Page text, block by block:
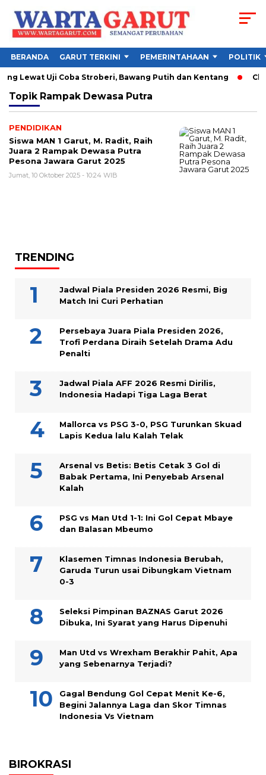
BERANDA GARUT TERKINI PEMERINTAHAAN POLITIK
Lewat Uji Coba Stroberi, Bawang Putih dan Kentang
Topik Rampak Dewasa Putra
PENDIDIKAN
Siswa MAN 1 Garut, M. Radit, Raih
Juara 2 Rampak Dewasa Putra
Pesona Jawara Garut 2025
Jumat, 10 Oktober 2025 - 10:24 WIB
TRENDING
Jadwal Piala Presiden 2026 Resmi, Big
Match Ini Curi Perhatian
Persebaya Juara Piala Presiden 2026,
Trofi Perdana Diraih Setelah Drama Adu
Penalti
Jadwal Piala AFF 2026 Resmi Dirilis,
Indonesia Hadapi Tiga Laga Berat
Mallorca vs PSG 3-0, PSG Turunkan Skuad
Lapis Kedua lalu Kalah Telak
Arsenal vs Betis: Betis Cetak 3 Gol di
Babak Pertama, Ini Penyebab Arsenal
Kalah
PSG vs Man Utd 1-1: Ini Gol Cepat Mbaye
dan Balasan Mbeumo
Klasemen Timnas Indonesia Berubah,
Garuda Turun usai Dibungkam Vietnam
0-3
Seleksi Pimpinan BAZNAS Garut 2026
Dibuka, Ini Syarat yang Harus Dipenuhi
Man Utd vs Wrexham Berakhir Pahit, Apa
yang Sebenarnya Terjadi?
Gagal Bendung Gol Cepat Menit Ke-6,
Begini Jalannya Laga dan Skor Timnas
Indonesia Vs Vietnam
BIROKRASI